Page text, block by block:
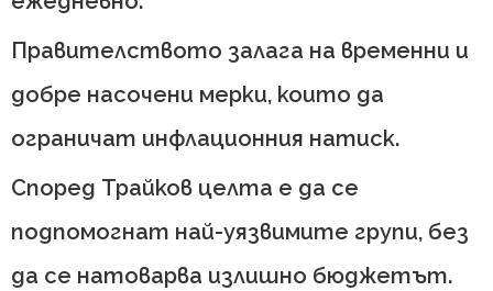
Правителството залага на временни и
добре насочени мерки, които да
ограничат инфлационния натиск.
Според Трайков целта е да се
подпомогнат най-уязвимите групи, без
да се натоварва излишно бюджетът.